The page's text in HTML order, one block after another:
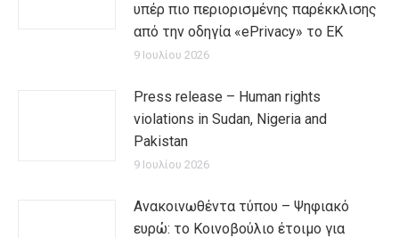
υπέρ πιο περιορισμένης παρέκκλισης
από την οδηγία «ePrivacy» το ΕΚ
9 Ιουλίου 2026
Press release – Human rights
violations in Sudan, Nigeria and
Pakistan
9 Ιουλίου 2026
Ανακοινωθέντα τύπου – Ψηφιακό
ευρώ: το Κοινοβούλιο έτοιμο για